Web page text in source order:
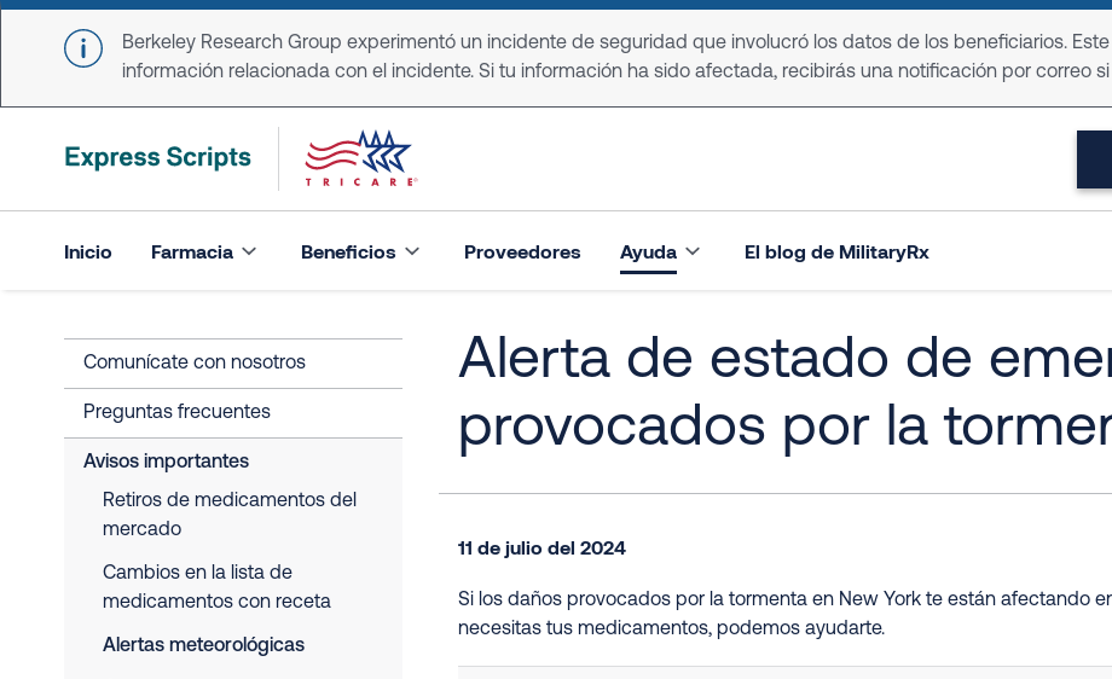
Skip to main content
Berkeley Research Group experimentó un incidente de seguridad que involucró los datos de los beneficiarios. Este
información relacionada con el incidente. Si tu información ha sido afectada, recibirás una notificación por correo
Inicio Farmacia Beneficios Proveedores Ayuda El blog de MilitaryRx
Comunícate con nosotros
Preguntas frecuentes
Avisos importantes
Retiros de medicamentos del
mercado
Cambios en la lista de
medicamentos con receta
Alertas meteorológicas
Alerta de estado de
provocados por la
11 de julio del 2024
Si los daños provocados por la tormenta en New York te están afectando
necesitas tus medicamentos, podemos ayudarte.